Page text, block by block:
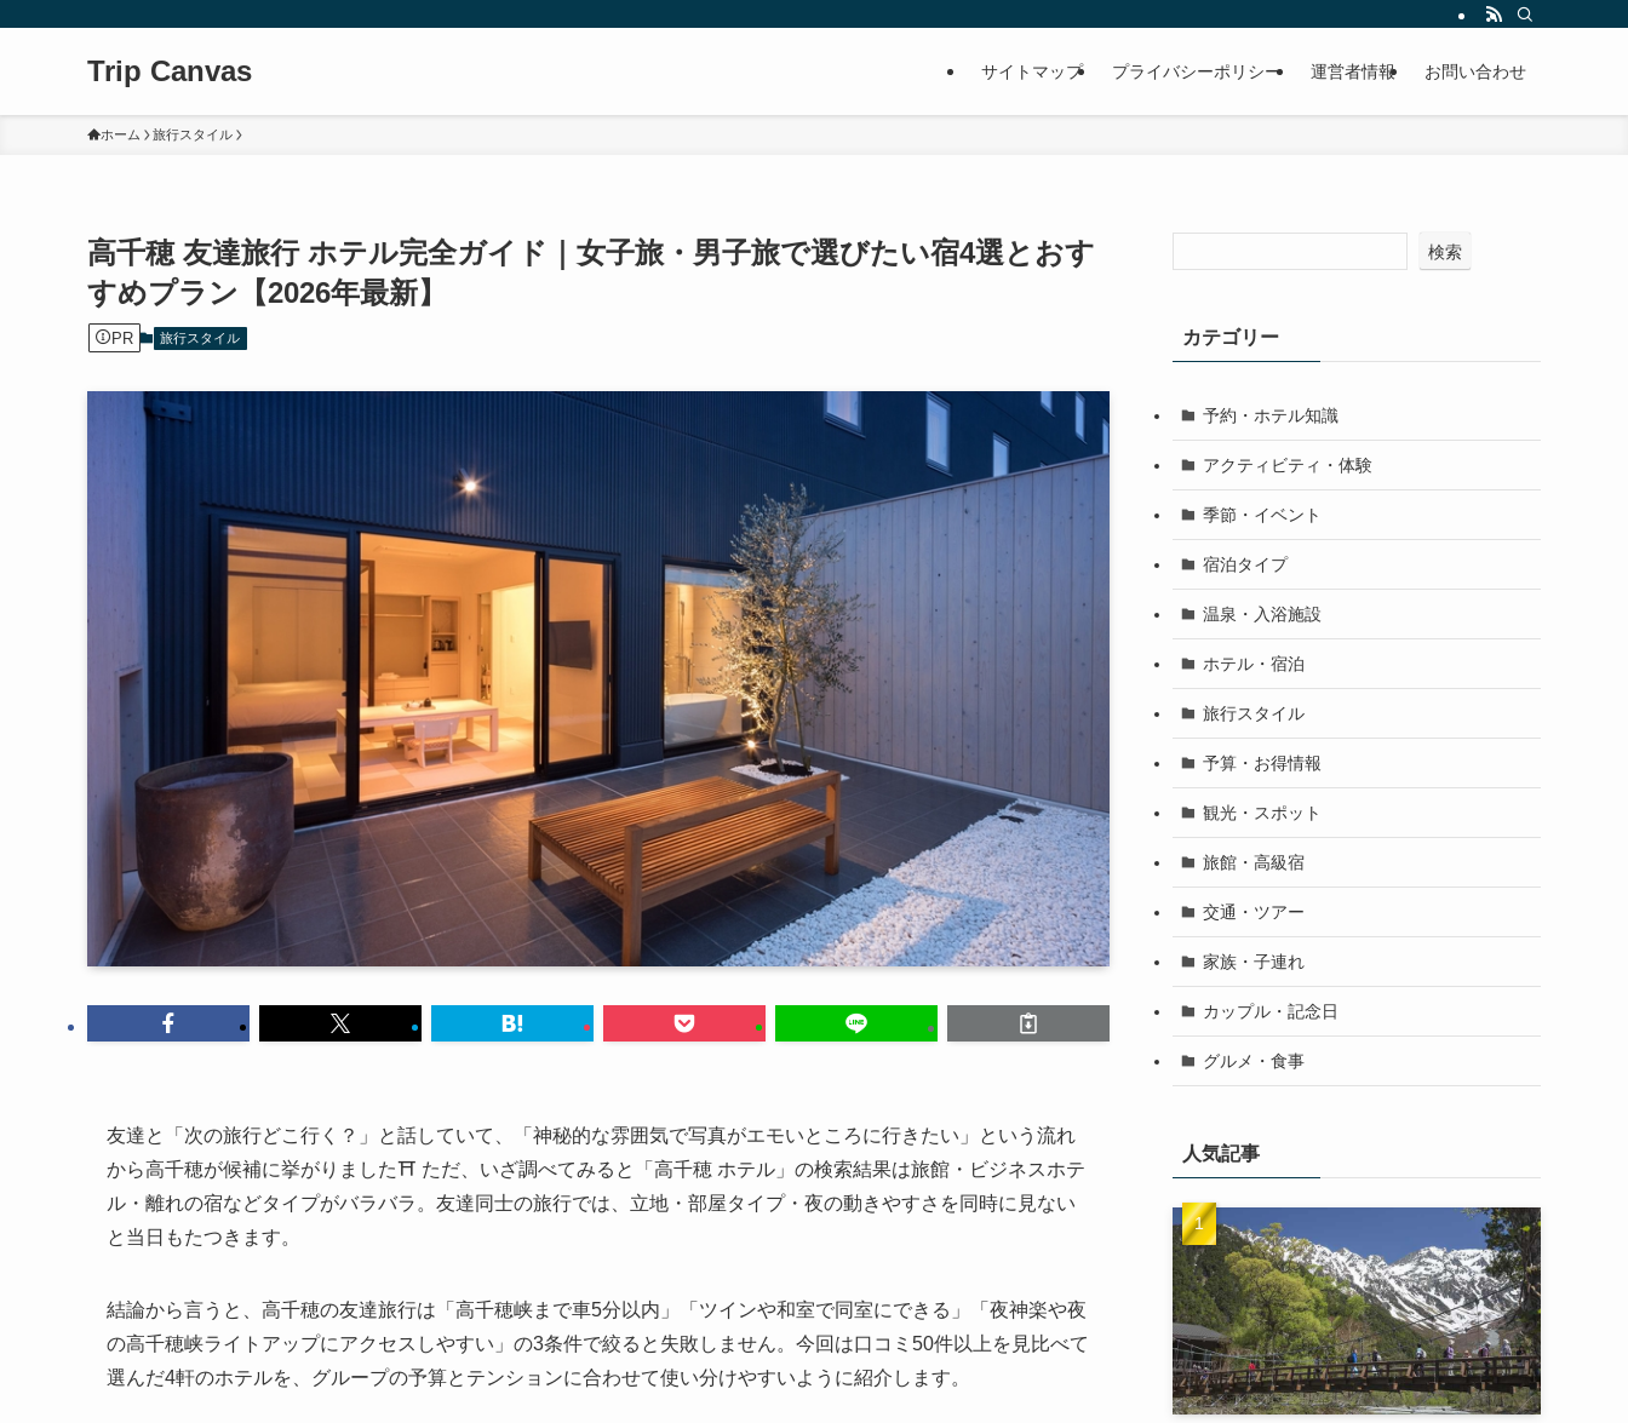
Trip Canvas サイトマップ プライバシーポリシー 運営者情報 お問い合わせ
ホーム 旅行スタイル
高千穂 友達旅行 ホテル完全ガイド｜女子旅・男子旅で選びたい宿4選とおす
すめプラン【2026年最新】
PR 旅行スタイル
友達と「次の旅行どこ行く？」と話していて、「神秘的な雰囲気で写真がエモいところに行きたい」という流れ
から高千穂が候補に挙がりました⛩️ ただ、いざ調べてみると「高千穂 ホテル」の検索結果は旅館・ビジネスホテ
ル・離れの宿などタイプがバラバラ。友達同士の旅行では、立地・部屋タイプ・夜の動きやすさを同時に見ない
と当日もたつきます。
結論から言うと、高千穂の友達旅行は「高千穂峡まで車5分以内」「ツインや和室で同室にできる」「夜神楽や夜
の高千穂峡ライトアップにアクセスしやすい」の3条件で絞ると失敗しません。今回は口コミ50件以上を見比べて
選んだ4軒のホテルを、グループの予算とテンションに合わせて使い分けやすいように紹介します。
検索
カテゴリー
予約・ホテル知識
アクティビティ・体験
季節・イベント
宿泊タイプ
温泉・入浴施設
ホテル・宿泊
旅行スタイル
予算・お得情報
観光・スポット
旅館・高級宿
交通・ツアー
家族・子連れ
カップル・記念日
グルメ・食事
人気記事